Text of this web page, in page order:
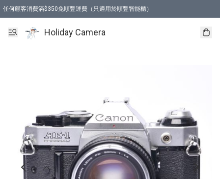
任何顧客消費滿$350免順豐運費（只適用於順豐智能櫃）
Holiday Camera